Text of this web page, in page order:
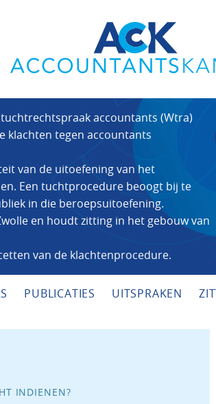
accountants (Wtra)
klachten tegen accountants
van de uitoefening van het
Een tuchtprocedure beoogt bij te
in die beroepsuitoefening.
en houdt zitting in het gebouw van
van de klachtenprocedure.
PUBLICATIES UITSPRAKEN
INDIENEN?